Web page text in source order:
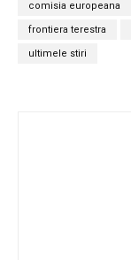
comisia europeana
frontiera terestra
ultimele stiri